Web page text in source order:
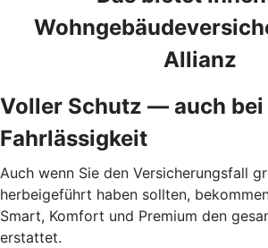
Allianz
Voller Schutz — auch bei
Fahrlässigkeit
Auch wenn Sie den Versicherungsfall
herbeigeführt haben sollten,
Smart, Komfort und Premium den
erstattet.